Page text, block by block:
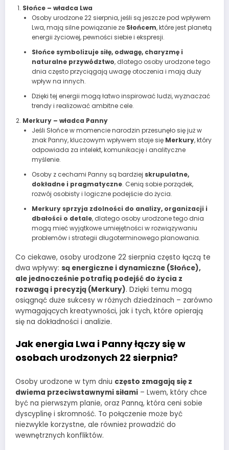
Słońce – władca Lwa
Osoby urodzone 22 sierpnia, jeśli są jeszcze pod wpływem
Lwa, mają silne powiązanie ze Słońcem, które jest planetą
energii życiowej, pewności siebie i ekspresji.
Słońce symbolizuje siłę, odwagę, charyzmę i
naturalne przywództwo, dlatego osoby urodzone tego
dnia często przyciągają uwagę otoczenia i mają duży
wpływ na innych.
Dzięki tej energii mogą łatwo inspirować ludzi, wyznaczać
trendy i realizować ambitne cele.
Merkury – władca Panny
Jeśli Słońce w momencie narodzin przesunęło się już w
znak Panny, kluczowym wpływem staje się Merkury, który
odpowiada za intelekt, komunikację i analityczne
myślenie.
Osoby z cechami Panny są bardziej skrupulatne,
dokładne i pragmatyczne. Cenią sobie porządek,
rozwój osobisty i logiczne podejście do życia.
Merkury sprzyja zdolności do analizy, organizacji i
dbałości o detale, dlatego osoby urodzone tego dnia
mogą mieć wyjątkowe umiejętności w rozwiązywaniu
problemów i strategii długoterminowego planowania.
Co ciekawe, osoby urodzone 22 sierpnia często łączą te
dwa wpływy: są energiczne i dynamiczne (Słońce),
ale jednocześnie potrafią podejść do życia z
rozwagą i precyzją (Merkury). Dzięki temu mogą
osiągnąć duże sukcesy w różnych dziedzinach – zarówno
wymagających kreatywności, jak i tych, które opierają
się na dokładności i analizie.
Jak energia Lwa i Panny łączy się w
osobach urodzonych 22 sierpnia?
Osoby urodzone w tym dniu często zmagają się z
dwiema przeciwstawnymi siłami – Lwem, który chce
być na pierwszym planie, oraz Panną, która ceni sobie
dyscyplinę i skromność. To połączenie może być
niezwykle korzystne, ale również prowadzić do
wewnętrznych konfliktów.